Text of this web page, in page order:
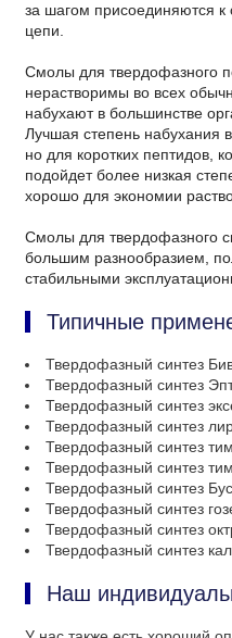
за шагом присоединяются к
цепи.
Смолы для твердофазного
нерастворимы во всех
набухают в большинстве
Лучшая степень набухания
но для коротких пептидов,
подойдет более низкая
хорошо для экономии
Смолы для твердофазного
большим разнообразием,
стабильными
Типичные
Твердофазный синтез
Твердофазный синтез
Твердофазный синтез
Твердофазный синтез
Твердофазный синтез
Твердофазный синтез
Твердофазный синтез
Твердофазный синтез
Твердофазный синтез
Твердофазный синтез
Наш